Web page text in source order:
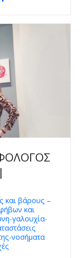
και βάρους –
και
γαλουχία-
νοσήματα